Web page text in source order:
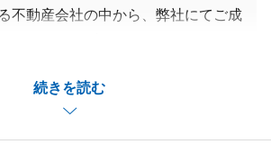
続きを読む
不動産会社の中から、弊社にてご成
うれしく思っております。
談事項がありましたら、いつでもお
さい。